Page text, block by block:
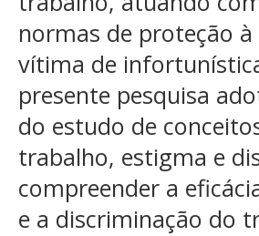
normas de proteção
vítima de
presente pesquisa
do estudo de
trabalho, estigma e
compreender a
e a discriminação do